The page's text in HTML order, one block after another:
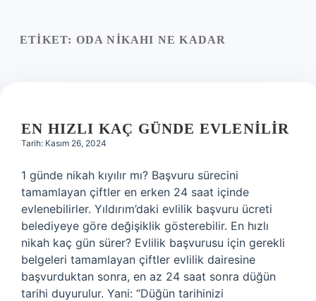
Yasal Uyarı
ETIKET: ODA NIKAHI NE KADAR
EN HIZLI KAÇ GÜNDE EVLENILIR
Tarih: Kasım 26, 2024
1 günde nikah kıyılır mı? Başvuru sürecini
tamamlayan çiftler en erken 24 saat içinde
evlenebilirler. Yıldırım’daki evlilik başvuru ücreti
belediyeye göre değişiklik gösterebilir. En hızlı
nikah kaç gün sürer? Evlilik başvurusu için gerekli
belgeleri tamamlayan çiftler evlilik dairesine
başvurduktan sonra, en az 24 saat sonra düğün
tarihi duyurulur. Yani: “Düğün tarihinizi